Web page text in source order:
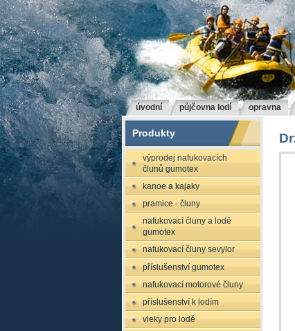
úvodní půjčovna lodí opravna
Produkty
výprodej nafukovacích
člunů gumotex
kanoe a kajaky
pramice - čluny
nafukovací čluny a lodě
gumotex
nafukovací čluny sevylor
příslušenství gumotex
nafukovací motorové čluny
příslušenství k lodím
vleky pro lodě